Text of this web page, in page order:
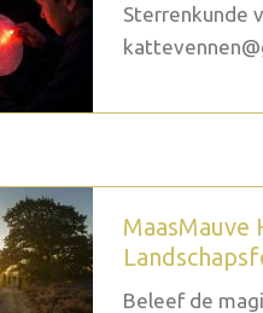
Sterrenkunde
MaasMauve
Beleef de